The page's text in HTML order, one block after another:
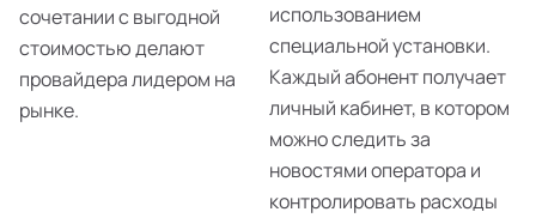
сочетании с выгодной
стоимостью делают
провайдера лидером на
рынке.
использованием
специальной установки.
Каждый абонент получает
личный кабинет, в котором
можно следить за
новостями оператора и
контролировать расходы